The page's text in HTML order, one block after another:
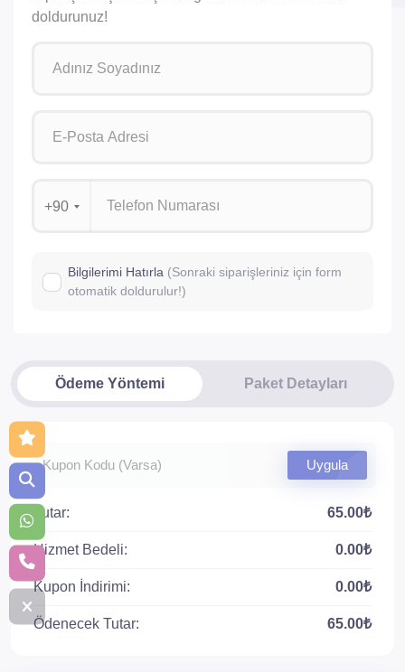
doldurunuz!
+90
Bilgilerimi Hatırla (Sonraki siparişleriniz için form
otomatik doldurulur!)
Ödeme Yöntemi Paket Detayları
Uygula
Tutar: 65.00₺
Hizmet Bedeli: 0.00₺
Kupon İndirimi: 0.00₺
Ödenecek Tutar: 65.00₺